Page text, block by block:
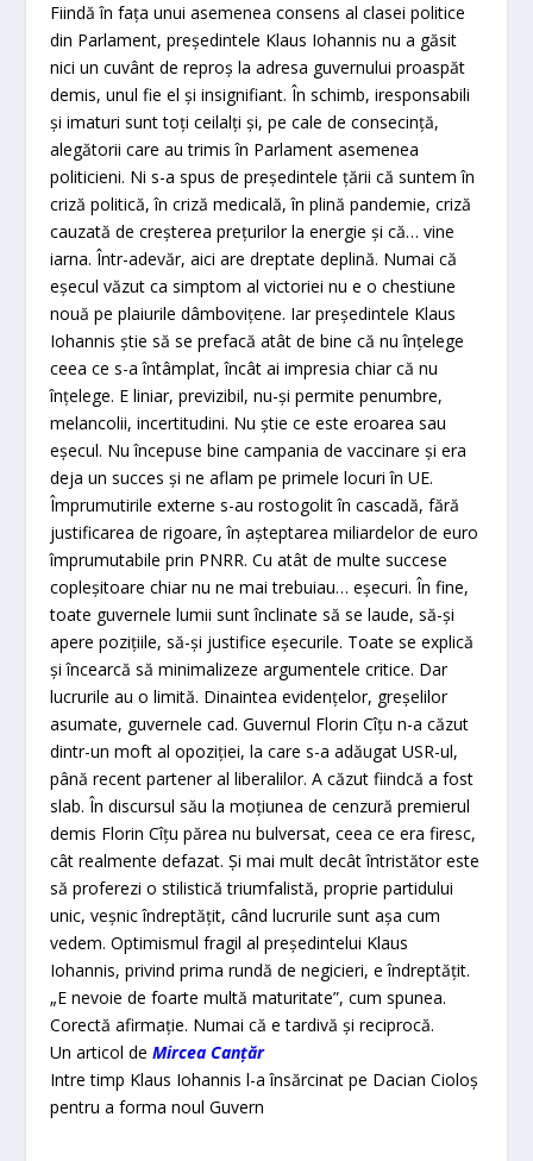
Fiindă în faţa unui asemenea consens al clasei politice
din Parlament, preşedintele Klaus Iohannis nu a găsit
nici un cuvânt de reproş la adresa guvernului proaspăt
demis, unul fie el şi insignifiant. În schimb, iresponsabili
şi imaturi sunt toţi ceilalţi şi, pe cale de consecinţă,
alegătorii care au trimis în Parlament asemenea
politicieni. Ni s-a spus de preşedintele ţării că suntem în
criză politică, în criză medicală, în plină pandemie, criză
cauzată de creşterea preţurilor la energie şi că… vine
iarna. Într-adevăr, aici are dreptate deplină. Numai că
eşecul văzut ca simptom al victoriei nu e o chestiune
nouă pe plaiurile dâmboviţene. Iar preşedintele Klaus
Iohannis ştie să se prefacă atât de bine că nu înţelege
ceea ce s-a întâmplat, încât ai impresia chiar că nu
înţelege. E liniar, previzibil, nu-şi permite penumbre,
melancolii, incertitudini. Nu ştie ce este eroarea sau
eşecul. Nu începuse bine campania de vaccinare şi era
deja un succes şi ne aflam pe primele locuri în UE.
Împrumutirile externe s-au rostogolit în cascadă, fără
justificarea de rigoare, în aşteptarea miliardelor de euro
împrumutabile prin PNRR. Cu atât de multe succese
copleşitoare chiar nu ne mai trebuiau… eşecuri. În fine,
toate guvernele lumii sunt înclinate să se laude, să-şi
apere poziţiile, să-şi justifice eşecurile. Toate se explică
şi încearcă să minimalizeze argumentele critice. Dar
lucrurile au o limită. Dinaintea evidenţelor, greşelilor
asumate, guvernele cad. Guvernul Florin Cîţu n-a căzut
dintr-un moft al opoziţiei, la care s-a adăugat USR-ul,
până recent partener al liberalilor. A căzut fiindcă a fost
slab. În discursul său la moţiunea de cenzură premierul
demis Florin Cîţu părea nu bulversat, ceea ce era firesc,
cât realmente defazat. Şi mai mult decât întristător este
să proferezi o stilistică triumfalistă, proprie partidului
unic, veşnic îndreptăţit, când lucrurile sunt aşa cum
vedem. Optimismul fragil al preşedintelui Klaus
Iohannis, privind prima rundă de negicieri, e îndreptăţit.
„E nevoie de foarte multă maturitate”, cum spunea.
Corectă afirmaţie. Numai că e tardivă şi reciprocă.
Un articol deMircea Canțăr
Intre timp Klaus Iohannis l-a însărcinat pe Dacian Cioloș
pentru a forma noul Guvern